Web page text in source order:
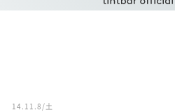
14.11.8/土